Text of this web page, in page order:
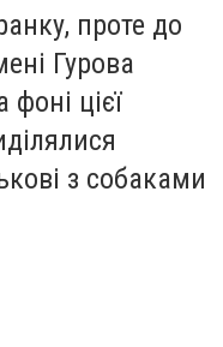
проте до
Гурова
цієї
з собаками